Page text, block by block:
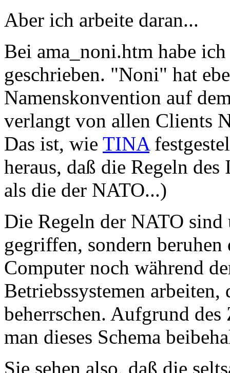
Aber ich arbeite daran...
Bei ama_noni.htm habe
geschrieben. "Noni" hat
Namenskonvention auf
verlangt von allen Clients
Das ist, wie TINA
heraus, daß die Regeln
als die der NATO...)
Die Regeln der NATO
gegriffen, sondern
Computer noch während
Betriebssystemen arbeiten,
beherrschen. Aufgrund
man dieses Schema
Sie sehen also, daß die